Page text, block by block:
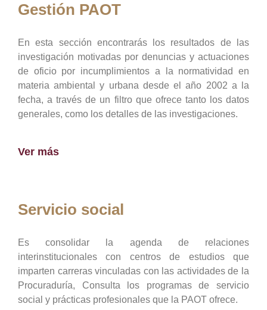
Gestión PAOT
En esta sección encontrarás los resultados de las
investigación motivadas por denuncias y actuaciones
de oficio por incumplimientos a la normatividad en
materia ambiental y urbana desde el año 2002 a la
fecha, a través de un filtro que ofrece tanto los datos
generales, como los detalles de las investigaciones.
Ver más
Servicio social
Es consolidar la agenda de relaciones
interinstitucionales con centros de estudios que
imparten carreras vinculadas con las actividades de la
Procuraduría, Consulta los programas de servicio
social y prácticas profesionales que la PAOT ofrece.